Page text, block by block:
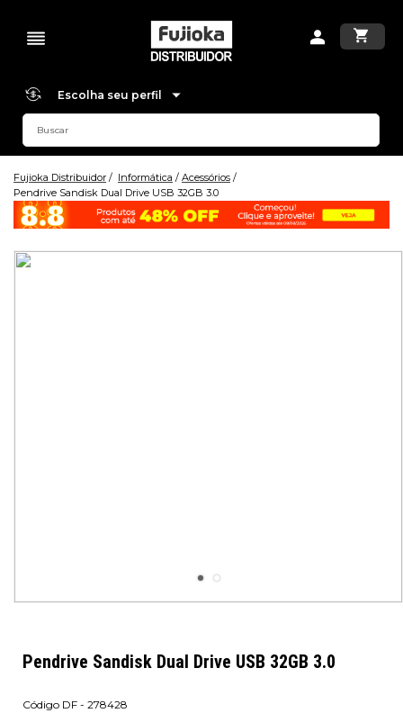
Escolha seu perfil
Fujioka Distribuidor Informática
Acessórios
Pendrive Sandisk Dual Drive USB 32GB 3.0
Pendrive Sandisk Dual Drive USB 32GB 3.0
DF - 278428